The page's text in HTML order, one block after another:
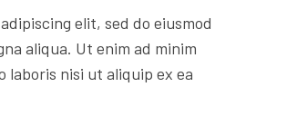
elit, sed do eiusmod
aliqua. Ut enim ad minim
nisi ut aliquip ex ea